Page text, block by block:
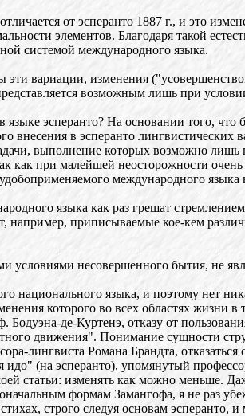
от эсперанто 1887 г., и это
элементов. Благодаря такой
системой международного языка.
эти вариации, изменения
возможным лишь при
эсперанто? На основании того,
внесения в эсперанто лингвистических
выполнение которых возможно
как при малейшей неосторожности
международного
языка как раз грешат
например, приписываемые кое-кем
несовершенного бытия, не
национального языка, и поэтому нет
которого во всех областях жизни
де-Куртенэ, отказу от
движения". Понимание сущности
лингвиста Романа Брандта,
(на эсперанто), упомянутый
статьи: изменять как можно меньше.
формам Замангофа, я не раз
строго следуя основам